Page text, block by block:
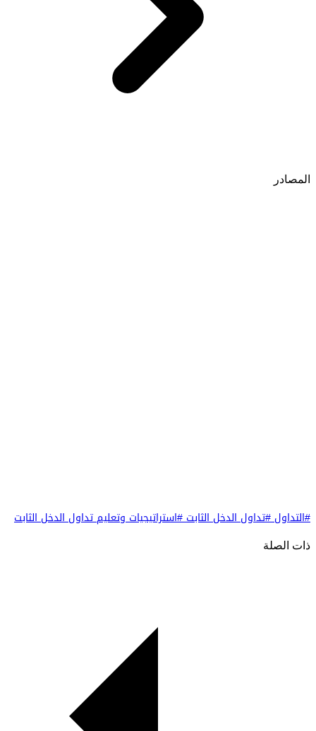
المصادر
#التداول#تداول الدخل الثابت#استراتيجيات وتعليم تداول الدخل الثابت
ذات الصلة